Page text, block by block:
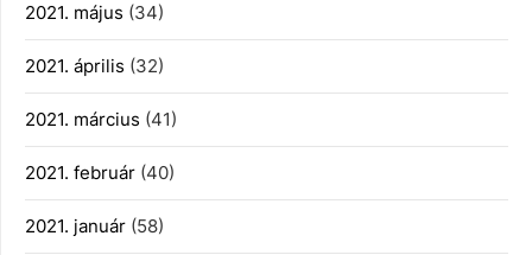
2021. május (34)
2021. április (32)
2021. március (41)
2021. február (40)
2021. január (58)